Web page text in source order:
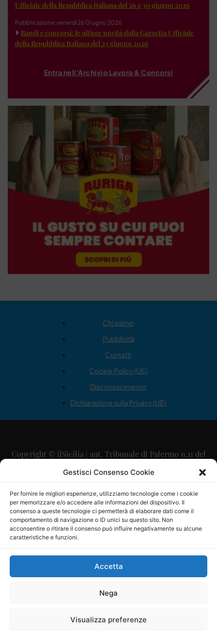
Gestisci Consenso Cookie
Per fornire le migliori esperienze, utilizziamo tecnologie come i cookie
per memorizzare e/o accedere alle informazioni del dispositivo. Il
consenso a queste tecnologie ci permetterà di elaborare dati come il
comportamento di navigazione o ID unici su questo sito. Non
acconsentire o ritirare il consenso può influire negativamente su alcune
caratteristiche e funzioni.
Accetta
Nega
Visualizza preferenze
Ufficiale della Repubblica Italiana del 26 e 30 giugno 2026
Pubblicazione: venerdì 26 Giugno 2026
Bandi e concorsi: le ultime novità dalla Gazzetta Ufficiale
della Repubblica Italiana del 23 giugno 2026
Entra nell'Archivio Lavoro & Concorsi
Chi siamo
Pubblicità
Contatti
Cookie Policy (UE)
Disconoscimento
Dichiarazione sulla Privacy (UE)
Copyright © ilSicilia | aut. Tribunale di Palermo n.11 del
29/09/2015
Direttore Editoriale: Maurizio Scaglione
Direttore Responsabile: Maria Calabrese
P.IVA: 06334930820
Mercurio Comunicazione Società Cooperativa a r.l. è
iscritta al Registro degli Operatori di Comunicazione al
Sito gestito daLa Digitale srl–info@ladigitale.it